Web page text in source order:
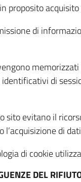
proposito
di
di
sito evitano il
di
di cookie
DEL